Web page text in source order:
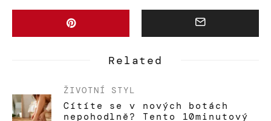
Related
ŽIVOTNÍ STYL
Cítíte se v nových botách
nepohodlně? Tento 10minutový